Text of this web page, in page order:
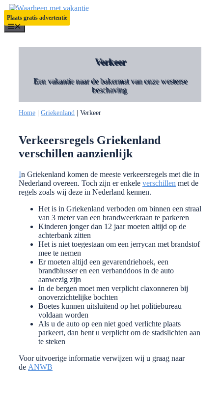
Ga
naar
de
inhoud
Plaats gratis advertentie
Menu
Verkeer
Een vakantie naar de bakermat van onze westerse
beschaving
Home Griekenland Verkeer
Verkeersregels Griekenland
verschillen aanzienlijk
In Griekenland komen de meeste verkeersregels met die in
Nederland overeen. Toch zijn er enkele verschillen met de
regels zoals wij deze in Nederland kennen.
Het is in Griekenland verboden om binnen een straal
van 3 meter van een brandweerkraan te parkeren
Kinderen jonger dan 12 jaar moeten altijd op de
achterbank zitten
Het is niet toegestaan om een jerrycan met brandstof
mee te nemen
Er moeten altijd een gevarendriehoek, een
brandblusser en een verbanddoos in de auto
aanwezig zijn
In de bergen moet men verplicht claxonneren bij
onoverzichtelijke bochten
Boetes kunnen uitsluitend op het politiebureau
voldaan worden
Als u de auto op een niet goed verlichte plaats
parkeert, dan bent u verplicht om de stadslichten aan
te steken
Voor uitvoerige informatie verwijzen wij u graag naar
de ANWB